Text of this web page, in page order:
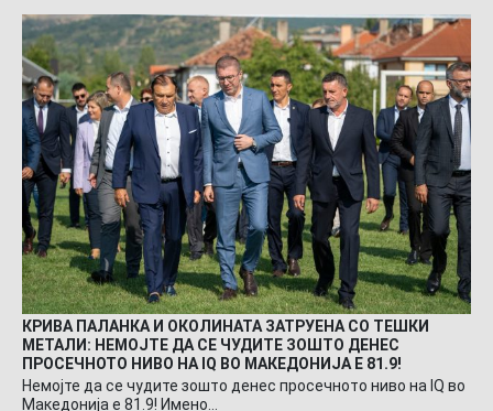
КРИВА ПАЛАНКА И ОКОЛИНАТА ЗАТРУЕНА СО ТЕШКИ
МЕТАЛИ: НЕМОЈТЕ ДА СЕ ЧУДИТЕ ЗОШТО ДЕНЕС
ПРОСЕЧНОТО НИВО НА IQ ВО МАКЕДОНИЈА Е 81.9!
Немојте да се чудите зошто денес просечното ниво на IQ во
Македонија е 81.9! Имено…